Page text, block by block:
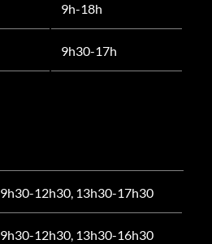
9h-18h
9h30-17h
9h30-12h30, 13h30-17h30
9h30-12h30, 13h30-16h30